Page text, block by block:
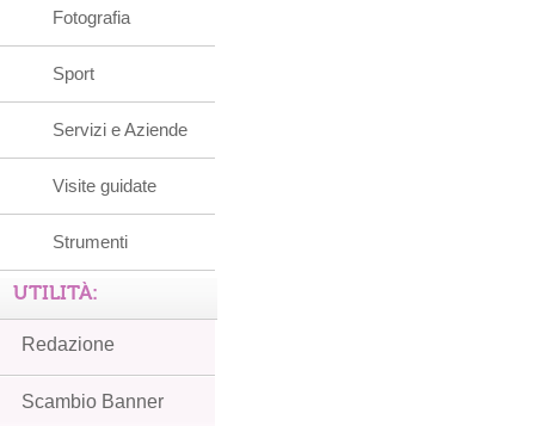
Fotografia
Sport
Servizi e Aziende
Visite guidate
Strumenti
UTILITÀ:
Redazione
Scambio Banner